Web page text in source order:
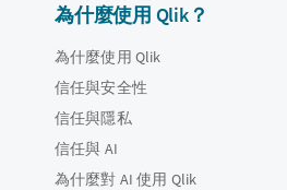
為什麼使用 Qlik？
為什麼使用 Qlik
信任與安全性
信任與隱私
信任與 AI
為什麼對 AI 使用 Qlik